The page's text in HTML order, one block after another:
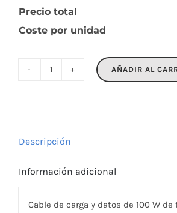
Precio total
Coste por unidad
AÑADIR AL
Descripción
Información adicional
Cable de carga y datos de 100 W de